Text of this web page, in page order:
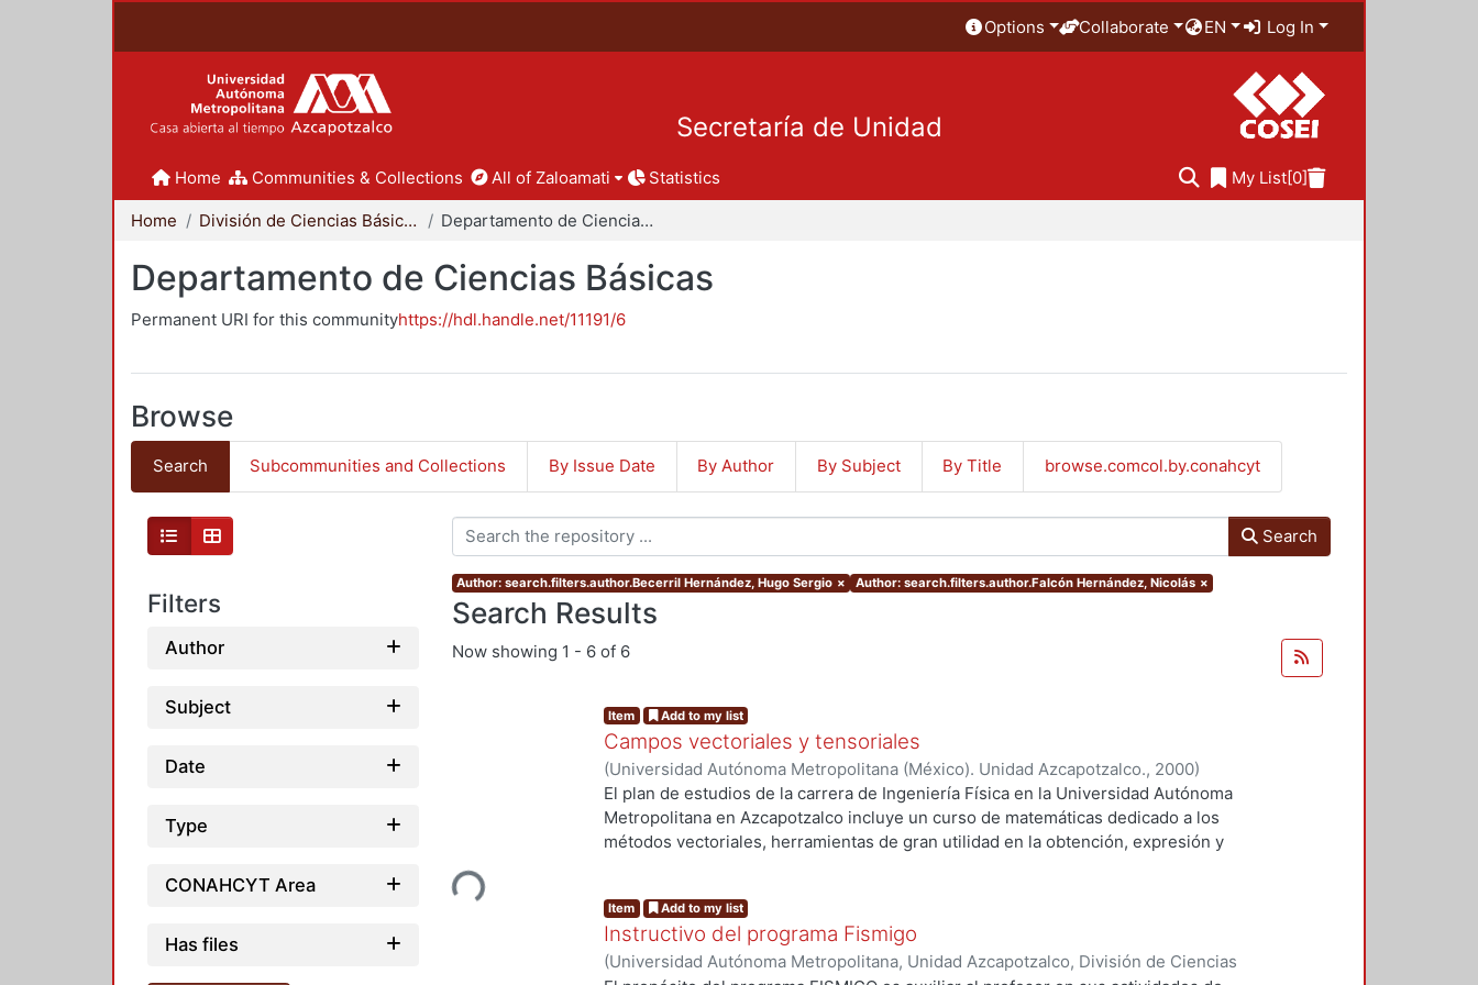
Options Collaborate EN Log In
Secretaría de Unidad
Home Communities & Collections All of Zaloamati Statistics My List[0]
Home División de Ciencias Básicas e Ingeniería Departamento de Ciencias Básicas
Departamento de Ciencias Básicas
Permanent URI for this communityhttps://hdl.handle.net/11191/6
Browse
Search Subcommunities and Collections By Issue Date By Author By Subject By Title browse.comcol.by.conahcyt
Filters
Author
Subject
Date
Type
CONAHCYT Area
Has files
Search
Author: search.filters.author.Becerril Hernández, Hugo Sergio × Author: search.filters.author.Falcón Hernández, Nicolás ×
Search Results
Now showing 1 - 6 of 6
Loading...
Item Add to my list
Campos vectoriales y tensoriales
(Universidad Autónoma Metropolitana (México). Unidad Azcapotzalco., 2000)
Rodríguez Soria, Abelardo;Becerril Hernández, Hugo Sergio;Falcón Hernández,
Nicolás
El plan de estudios de la carrera de Ingeniería Física en la Universidad Autónoma
Metropolitana en Azcapotzalco incluye un curso de matemáticas dedicado a los
métodos vectoriales, herramientas de gran utilidad en la obtención, expresión y
las ecuaciones de Maxwell del electromagnetismo. En este escrito nos limitaremos
a los llamados "tensores cartesianos", basados en una métrica euclídea. El
tratamiento general no es muy riguroso matemáticamente, sino que se apoya
Item Add to my list
Instructivo del programa Fismigo
(Universidad Autónoma Metropolitana, Unidad Azcapotzalco, División de Ciencias